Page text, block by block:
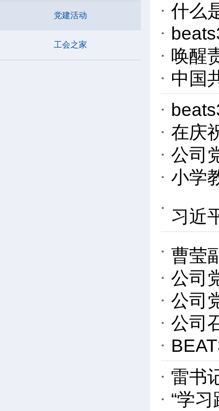
党建活动
工会之家
什么
唤醒
中国
在庆
公司
小学
习近
曹莹
公司
公司
公司
雷书
“学